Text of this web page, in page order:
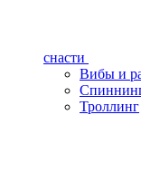
снасти
Вибы и
Троллинг